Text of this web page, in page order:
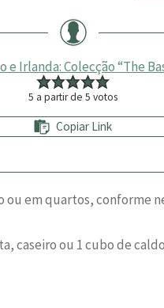
e Irlanda: Colecção “The
5 a partir de5 votos
Copiar Link
ou em quartos, conforme
caseiro ou 1 cubo de